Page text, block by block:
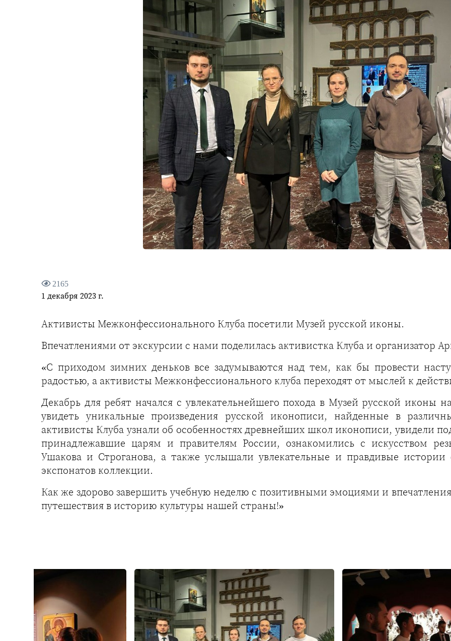
2165
1 декабря 2023 г.
Активисты Межконфессионального Клуба посетили Музей русской иконы.
Впечатлениями от экскурсии с нами поделилась активистка Клуба и организатор
«С приходом зимних деньков все задумываются над тем, как бы провести
радостью, а активисты Межконфессионального клуба переходят от мыслей к
Декабрь для ребят начался с увлекательнейшего похода в Музей русской иконы
увидеть уникальные произведения русской иконописи, найденные в
активисты Клуба узнали об особенностях древнейших школ иконописи, увидели
принадлежавшие царям и правителям России, ознакомились с искусством
Ушакова и Строганова, а также услышали увлекательные и правдивые
экспонатов коллекции.
Как же здорово завершить учебную неделю с позитивными эмоциями и
путешествия в историю культуры нашей страны!»